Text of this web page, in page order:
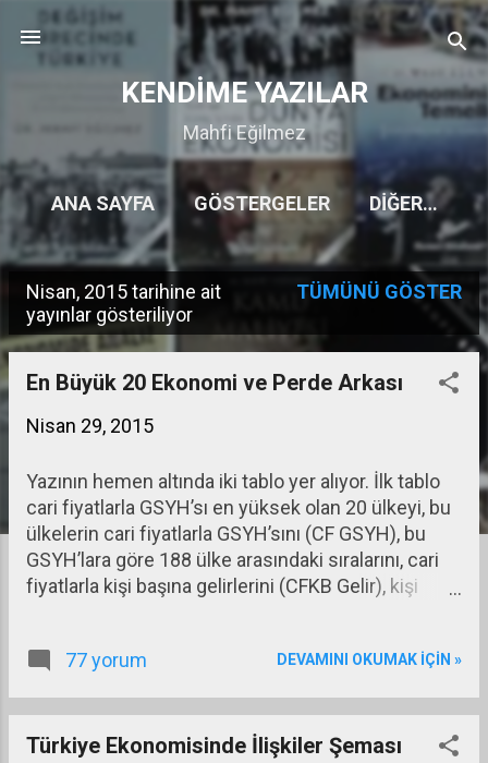
Ana içeriğe atla
KENDİME YAZILAR
Mahfi Eğilmez
ANA SAYFA GÖSTERGELER DIĞER…
K
a
Nisan, 2015 tarihine ait
yayınlar gösteriliyor
TÜMÜNÜ GÖSTER
En Büyük 20 Ekonomi ve Perde Arkası
Nisan 29, 2015
Yazının hemen altında iki tablo yer alıyor. İlk tablo
cari fiyatlarla GSYH’sı en yüksek olan 20 ülkeyi, bu
ülkelerin cari fiyatlarla GSYH’sını (CF GSYH), bu
GSYH’lara göre 188 ülke arasındaki sıralarını, cari
fiyatlarla kişi başına gelirlerini (CFKB Gelir), kişi
ülke arasındaki sıralarını gösteriyor. İkinci tablo ise
gücü paritesine göre gösteriyor (Buradaki analizde
ilk tabloyu kullanacağım. İkinci tabloyu
77 yorum DEVAMINI OKUMAK IÇIN »
Türkiye Ekonomisinde İlişkiler Şeması